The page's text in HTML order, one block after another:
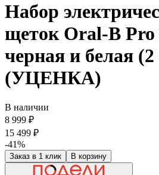
Набор
щеток Oral-B Pro
черная и белая
(УЦЕНКА)
В наличии
8 999 ₽
15 499 ₽
-41%
Заказ в 1 клик В корзину